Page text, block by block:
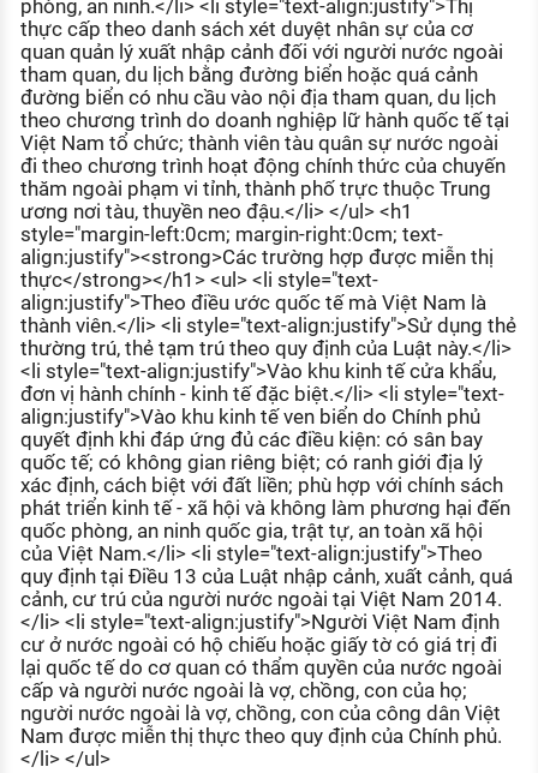
phòng, an ninh.</li> <li style="text-align:justify">Thị
thực cấp theo danh sách xét duyệt nhân sự của cơ
quan quản lý xuất nhập cảnh đối với người nước ngoài
tham quan, du lịch bằng đường biển hoặc quá cảnh
đường biển có nhu cầu vào nội địa tham quan, du lịch
theo chương trình do doanh nghiệp lữ hành quốc tế tại
Việt Nam tổ chức; thành viên tàu quân sự nước ngoài
đi theo chương trình hoạt động chính thức của chuyến
thăm ngoài phạm vi tỉnh, thành phố trực thuộc Trung
ương nơi tàu, thuyền neo đậu.</li> </ul> <h1
style="margin-left:0cm; margin-right:0cm; text-
align:justify"><strong>Các trường hợp được miễn thị
thực</strong></h1> <ul> <li style="text-
align:justify">Theo điều ước quốc tế mà Việt Nam là
thành viên.</li> <li style="text-align:justify">Sử dụng thẻ
thường trú, thẻ tạm trú theo quy định của Luật này.</li>
<li style="text-align:justify">Vào khu kinh tế cửa khẩu,
đơn vị hành chính - kinh tế đặc biệt.</li> <li style="text-
align:justify">Vào khu kinh tế ven biển do Chính phủ
quyết định khi đáp ứng đủ các điều kiện: có sân bay
quốc tế; có không gian riêng biệt; có ranh giới địa lý
xác định, cách biệt với đất liền; phù hợp với chính sách
phát triển kinh tế - xã hội và không làm phương hại đến
quốc phòng, an ninh quốc gia, trật tự, an toàn xã hội
của Việt Nam.</li> <li style="text-align:justify">Theo
quy định tại Điều 13 của Luật nhập cảnh, xuất cảnh, quá
cảnh, cư trú của người nước ngoài tại Việt Nam 2014.
</li> <li style="text-align:justify">Người Việt Nam định
cư ở nước ngoài có hộ chiếu hoặc giấy tờ có giá trị đi
lại quốc tế do cơ quan có thẩm quyền của nước ngoài
cấp và người nước ngoài là vợ, chồng, con của họ;
người nước ngoài là vợ, chồng, con của công dân Việt
Nam được miễn thị thực theo quy định của Chính phủ.
</li> </ul>